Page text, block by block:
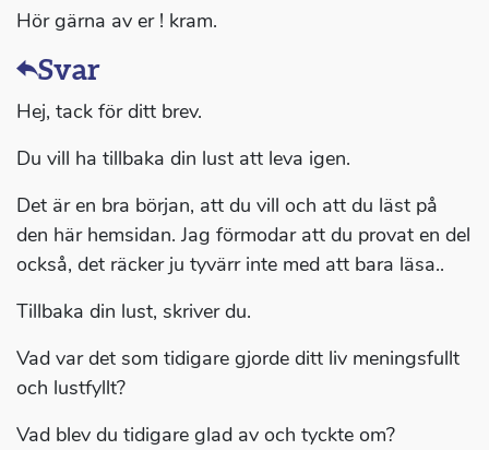
Hör gärna av er ! kram.
Svar
Hej, tack för ditt brev.
Du vill ha tillbaka din lust att leva igen.
Det är en bra början, att du vill och att du läst på
den här hemsidan. Jag förmodar att du provat en del
också, det räcker ju tyvärr inte med att bara läsa..
Tillbaka din lust, skriver du.
Vad var det som tidigare gjorde ditt liv meningsfullt
och lustfyllt?
Vad blev du tidigare glad av och tyckte om?